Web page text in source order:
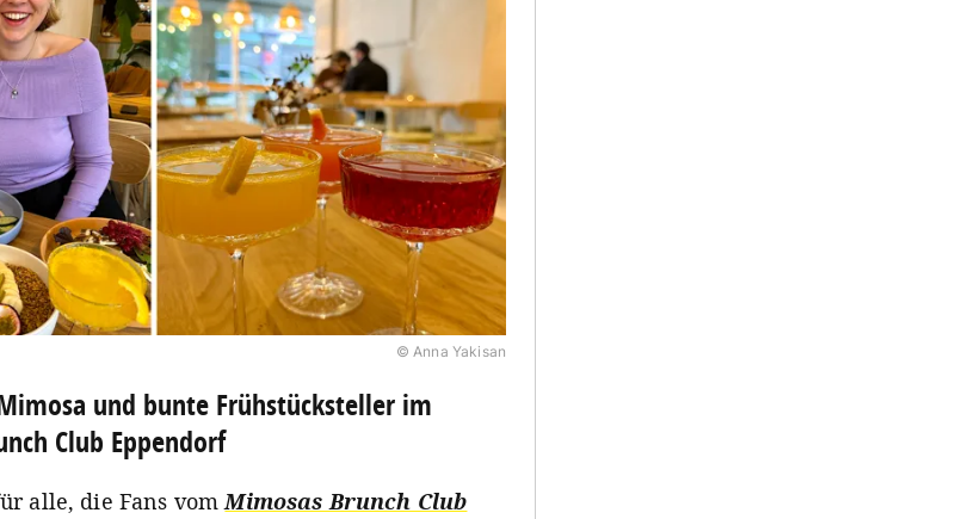
© Anna Yakisan
und bunte Frühstücksteller im
Club Eppendorf
alle, die Fans vomMimosas Brunch Club